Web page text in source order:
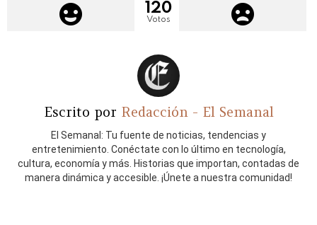
120
Votos
Escrito por Redacción - El Semanal
El Semanal: Tu fuente de noticias, tendencias y
entretenimiento. Conéctate con lo último en tecnología,
cultura, economía y más. Historias que importan, contadas de
manera dinámica y accesible. ¡Únete a nuestra comunidad!